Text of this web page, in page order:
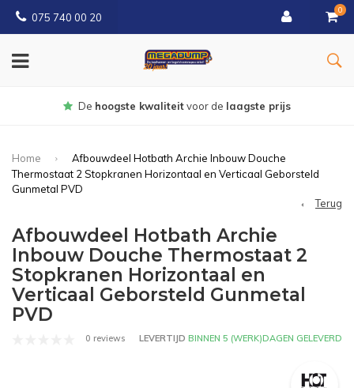
075 740 00 20
0
Gratisbezorgd vanaf € 150
Home
Afbouwdeel Hotbath Archie Inbouw Douche
Thermostaat 2 Stopkranen Horizontaal en Verticaal Geborsteld
Gunmetal PVD
Terug
Afbouwdeel Hotbath Archie
Inbouw Douche Thermostaat 2
Stopkranen Horizontaal en
Verticaal Geborsteld Gunmetal
PVD
0 reviews LEVERTIJD BINNEN 5 (WERK)DAGEN GELEVERD